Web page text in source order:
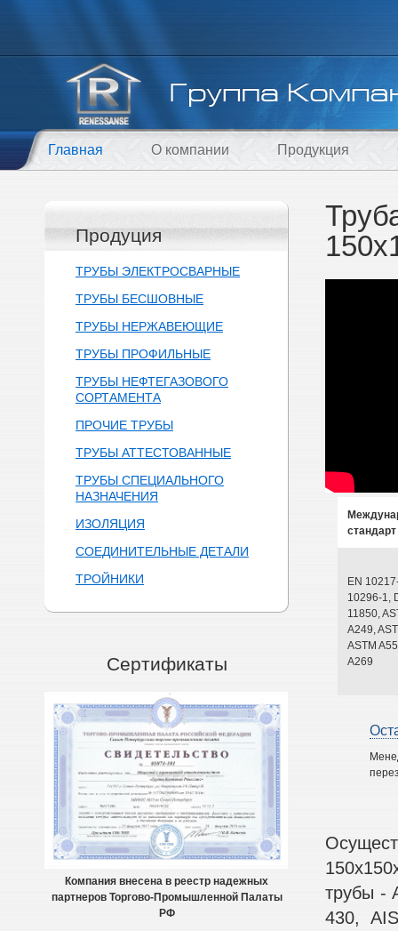
Главная О компании Продукция
Продуция
ТРУБЫ ЭЛЕКТРОСВАРНЫЕ
ТРУБЫ БЕСШОВНЫЕ
ТРУБЫ НЕРЖАВЕЮЩИЕ
ТРУБЫ ПРОФИЛЬНЫЕ
ТРУБЫ НЕФТЕГАЗОВОГО
СОРТАМЕНТА
ПРОЧИЕ ТРУБЫ
ТРУБЫ АТТЕСТОВАННЫЕ
ТРУБЫ СПЕЦИАЛЬНОГО
НАЗНАЧЕНИЯ
ИЗОЛЯЦИЯ
СОЕДИНИТЕЛЬНЫЕ ДЕТАЛИ
ТРОЙНИКИ
Сертификаты
Компания внесена в реестр надежных
партнеров Торгово-Промышленной Палаты
РФ
стандарт
EN
10296-1,
11850,
A249,
ASTM
A269
трубы -
430,